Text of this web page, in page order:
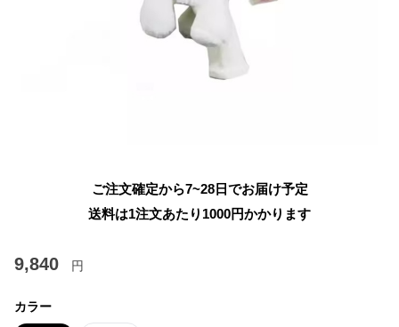
ご注文確定から7~28日でお届け予定
送料は1注文あたり 1000円かかります
9,840 円
カラー